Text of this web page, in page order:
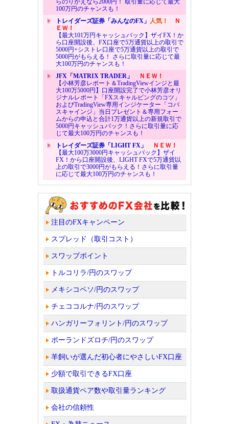
らのりかえなら2000円！ 取引量に応じて最大
100万円のチャンスも！
トレイダーズ証券「みんなのFX」 人気！
Ｎ
ＥＷ！
【最大101万円キャッシュバック】ザイFX！か
ら口座開設後、FX口座で5万通貨以上の取引で
5000円+シストレ口座で5万通貨以上の取引で
5000円がもらえる！ さらに取引量に応じて最
大100万円のチャンスも！
JFX「MATRIX TRADER」
ＮＥＷ！
【小林芳彦レポート＆TradingViewインジと最
大100万5000円】口座開設完了で小林芳彦オリ
ジナルレポート「FXスキャルピングのコツ」
およびTradingView専用インジケーター「コバ
スキャインジ」当日プレゼント＆専用フォー
ムからの申込と合計1万通貨以上の新規取引で
5000円キャッシュバック！さらに取引量に応
じて最大100万円のチャンスも！
トレイダーズ証券「LIGHT FX」
ＮＥＷ！
【最大100万3000円キャッシュバック】ザイ
FX！から口座開設後、LIGHT FXで5万通貨以
上の取引で3000円がもらえる！さらに取引量
に応じて最大100万円のチャンスも！
注目のFXキャンペーン
スプレッド（取引コスト）
スワップポイント
トルコリラ/円のスワップ
メキシコペソ/円のスワップ
チェココルナ/円のスワップ
ハンガリーフォリント/円のスワップ
ポーランドズロチ/円のスワップ
羊飼いが選んだ初心者にやさしいFX口座
少額で取引できるFX口座
取扱通貨ペア数や取引量ランキング
会社の信頼性